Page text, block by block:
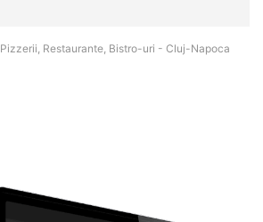
Pizzerii, Restaurante, Bistro-uri - Cluj-Napoca